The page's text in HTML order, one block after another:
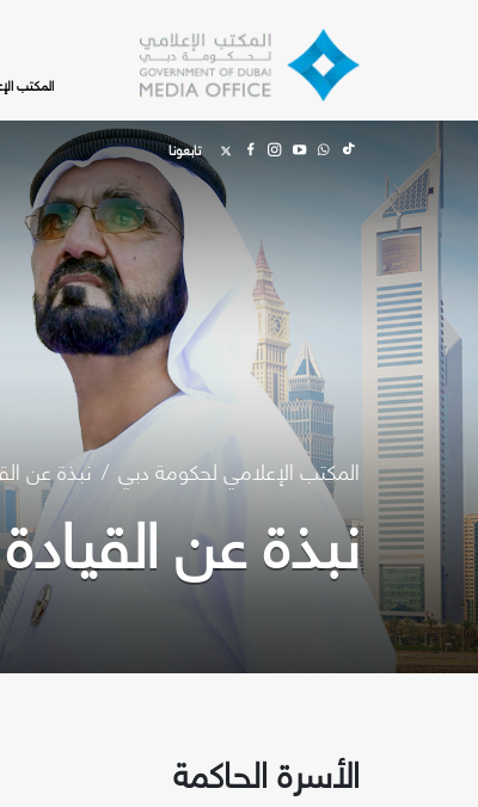
المكتب
تابعونا
المكتب الإعلامي لحكومة دبي نبذة عن
نبذة عن القيادة
الأسرة الحاكمة